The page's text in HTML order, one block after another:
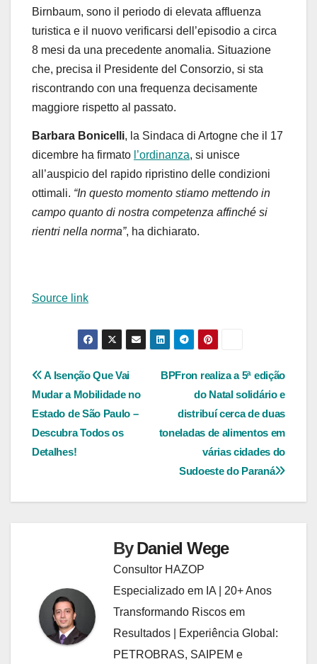
Birnbaum, sono il periodo di elevata affluenza
turistica e il nuovo verificarsi dell’episodio a circa
8 mesi da una precedente anomalia. Situazione
che, precisa il Presidente del Consorzio, si sta
riscontrando con una frequenza decisamente
maggiore rispetto al passato.
Barbara Bonicelli, la Sindaca di Artogne che il 17
dicembre ha firmato l’ordinanza, si unisce
all’auspicio del rapido ripristino delle condizioni
ottimali. “In questo momento stiamo mettendo in
campo quanto di nostra competenza affinché si
rientri nella norma”, ha dichiarato.
Source link
Navegação
de
Post
BPFron realiza a 5ª edição
do Natal solidário e
distribuí cerca de duas
toneladas de alimentos em
várias cidades do
Sudoeste do Paraná
A Isenção Que Vai
Mudar a Mobilidade no
Estado de São Paulo –
Descubra Todos os
Detalhes!
ByDaniel Wege
Consultor HAZOP
Especializado em IA | 20+ Anos
Transformando Riscos em
Resultados | Experiência Global:
PETROBRAS, SAIPEM e